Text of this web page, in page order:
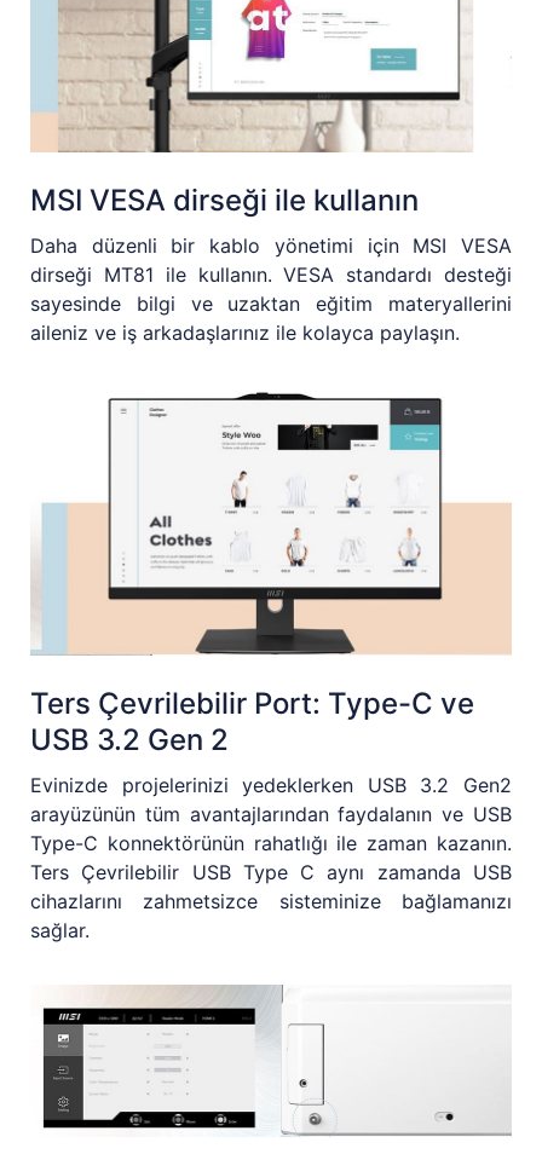
MSI VESA dirseği ile kullanın
Daha düzenli bir kablo yönetimi için MSI VESA
dirseği MT81 ile kullanın. VESA standardı desteği
sayesinde bilgi ve uzaktan eğitim materyallerini
aileniz ve iş arkadaşlarınız ile kolayca paylaşın.
Ters Çevrilebilir Port: Type-C ve
USB 3.2 Gen 2
Evinizde projelerinizi yedeklerken USB 3.2 Gen2
arayüzünün tüm avantajlarından faydalanın ve USB
Type-C konnektörünün rahatlığı ile zaman kazanın.
Ters Çevrilebilir USB Type C aynı zamanda USB
cihazlarını zahmetsizce sisteminize bağlamanızı
sağlar.